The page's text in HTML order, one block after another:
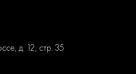
д. 12, стр. 35